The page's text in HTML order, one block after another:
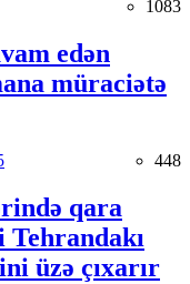
1083
edən
müraciətə
448
qara
üzə çıxarır